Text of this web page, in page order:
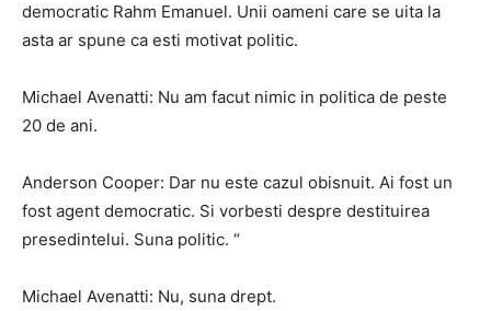
democratic Rahm Emanuel. Unii oameni care se uita la
asta ar spune ca esti motivat politic.
Michael Avenatti: Nu am facut nimic in politica de peste
20 de ani.
Anderson Cooper: Dar nu este cazul obisnuit. Ai fost un
fost agent democratic. Si vorbesti despre destituirea
presedintelui. Suna politic. “
Michael Avenatti: Nu, suna drept.